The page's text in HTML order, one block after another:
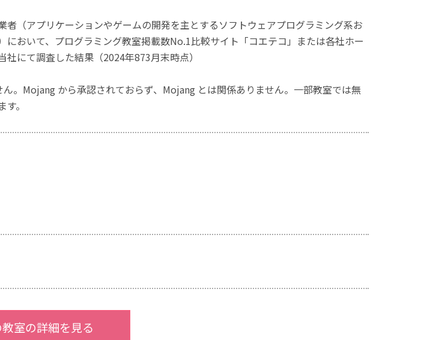
（アプリケーションやゲームの開発を主とするソフトウェアプログラミング系お
において、プログラミング教室掲載数No.1比較サイト「コエテコ」または各社ホー
にて調査した結果（2024年873月末時点）
ん。Mojang から承認されておらず、Mojang とは関係ありません。一部教室では無
。
教室の詳細を見る